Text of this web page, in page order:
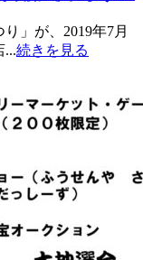
」が、2019年7月
...続きを見る